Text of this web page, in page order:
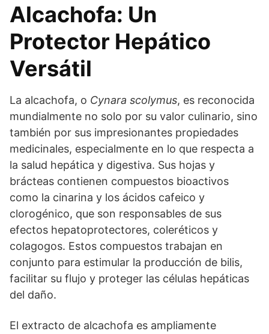
Alcachofa: Un
Protector Hepático
Versátil
La alcachofa, o Cynara scolymus, es reconocida
mundialmente no solo por su valor culinario, sino
también por sus impresionantes propiedades
medicinales, especialmente en lo que respecta a
la salud hepática y digestiva. Sus hojas y
brácteas contienen compuestos bioactivos
como la cinarina y los ácidos cafeico y
clorogénico, que son responsables de sus
efectos hepatoprotectores, coleréticos y
colagogos. Estos compuestos trabajan en
conjunto para estimular la producción de bilis,
facilitar su flujo y proteger las células hepáticas
del daño.
El extracto de alcachofa es ampliamente